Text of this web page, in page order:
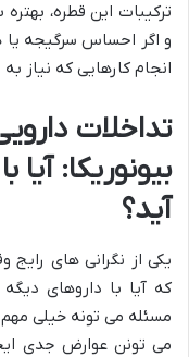
ترکیبات این قطره،
و اگر احساس سرگیجه یا
انجام کارهایی که نیاز به
تداخلات
بیونوریکا: آیا
آید؟
یکی از نگرانی های
که آیا با داروهای
مسئله می تونه خیلی
می تونن عوارض جدی